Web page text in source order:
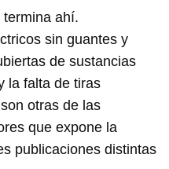
ahí.
sin guantes y
de sustancias
la falta de tiras
otras de las
que expone la
publicaciones distintas